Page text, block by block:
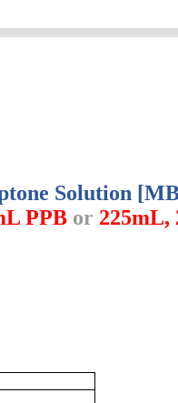
Solution
PPB or 225mL,